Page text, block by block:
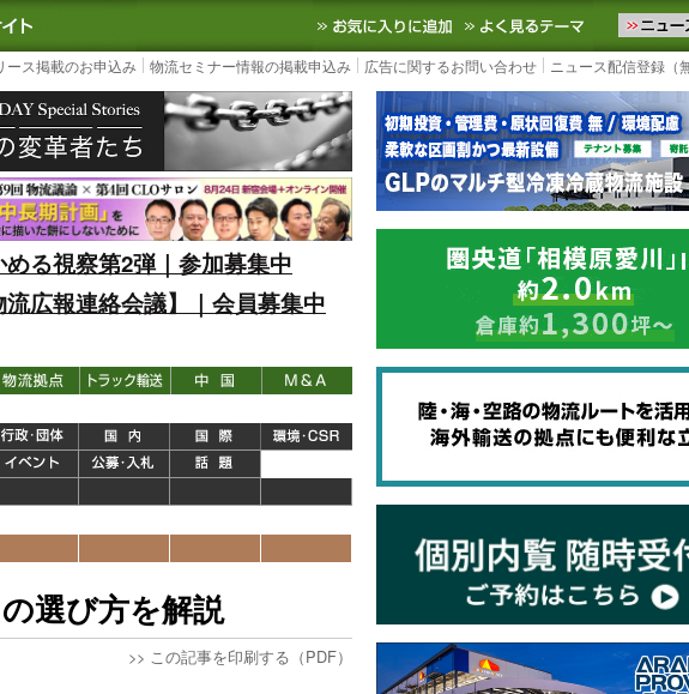
最大の物流ニュースサイト3PL, SCMなど国内外の最新の物流ニュースをお届けします
お気に入りに追加 よく見る
ース掲載のお申込み 物流セミナー情報の掲載申込み 広告に関するお問い合わせ ニュース配信登録（
る視察第2弾｜参加募集中
広報連絡会議】｜会員募集中
選び方を解説
>> この記事を印刷する（PDF）